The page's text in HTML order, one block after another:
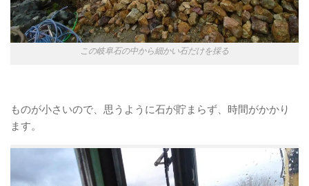
この岐阜石の中から細かい石だけを採る
ものが小さいので、思うように石が貯まらず、時間がかかり
ます。